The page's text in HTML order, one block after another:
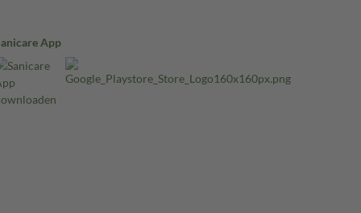
App